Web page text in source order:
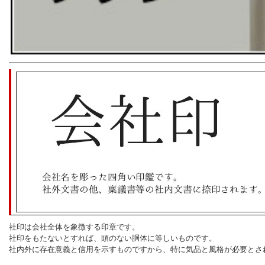
社印は会社全体を象徴する印章です。
社印をもたないとすれば、頭のない胴体に等しいものです。
社内外に存在意義と信用を示すものですから、特に気品と風格が必要とさ